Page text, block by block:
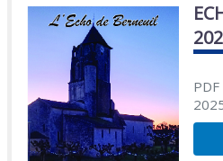
PDF